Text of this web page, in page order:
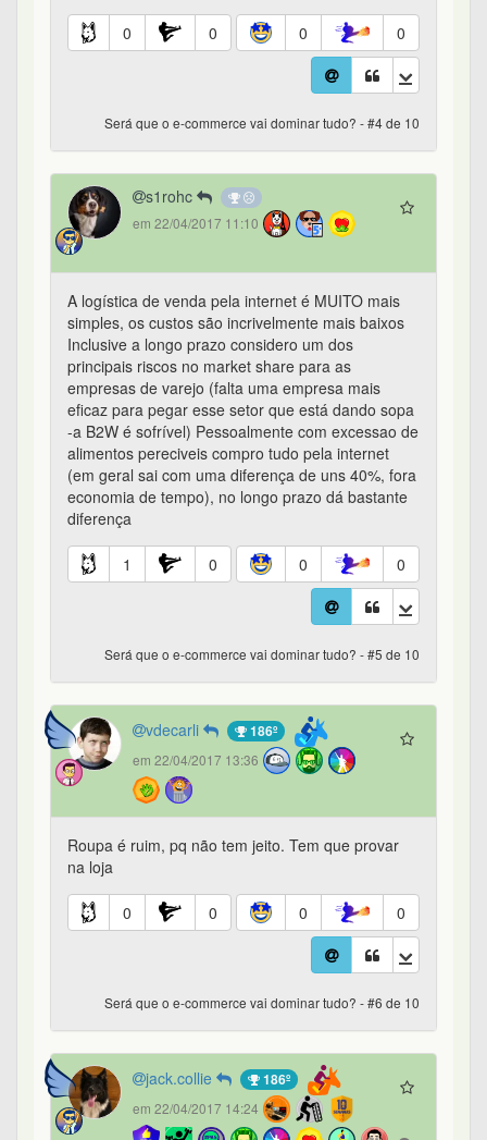
0 0 0 0
Será que o e-commerce vai dominar tudo? - #4 de 10
s1rohc
em 22/04/2017 11:10
A logística de venda pela internet é MUITO mais
simples, os custos são incrivelmente mais baixos
Inclusive a longo prazo considero um dos
principais riscos no market share para as
empresas de varejo (falta uma empresa mais
eficaz para pegar esse setor que está dando sopa
-a B2W é sofrível) Pessoalmente com excessao de
alimentos pereciveis compro tudo pela internet
(em geral sai com uma diferença de uns 40%, fora
economia de tempo), no longo prazo dá bastante
diferença
1 0 0 0
Será que o e-commerce vai dominar tudo? - #5 de 10
vdecarli 186º
em 22/04/2017 13:36
Roupa é ruim, pq não tem jeito. Tem que provar
na loja
0 0 0 0
Será que o e-commerce vai dominar tudo? - #6 de 10
jack.collie 186º
em 22/04/2017 14:24